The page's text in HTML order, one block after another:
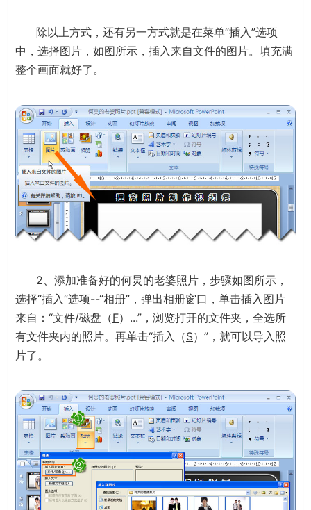
除以上方式，还有另一方式就是在菜单“插入”选项
中，选择图片，如图所示，插入来自文件的图片。填充满
整个画面就好了。
2、添加准备好的何炅的老婆照片，步骤如图所示，
选择“插入”选项--“相册”，弹出相册窗口，单击插入图片
来自：“文件/磁盘（F）...”，浏览打开的文件夹，全选所
有文件夹内的照片。再单击“插入（S）”，就可以导入照
片了。